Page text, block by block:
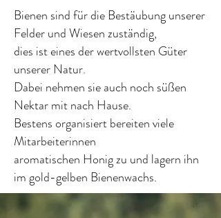
Bienen sind für die Bestäubung unserer
Felder und Wiesen zuständig,
dies ist eines der wertvollsten Güter
unserer Natur.
Dabei nehmen sie auch noch süßen
Nektar mit nach Hause.
Bestens organisiert bereiten viele
Mitarbeiterinnen
aromatischen Honig zu und lagern ihn
im gold-gelben Bienenwachs.